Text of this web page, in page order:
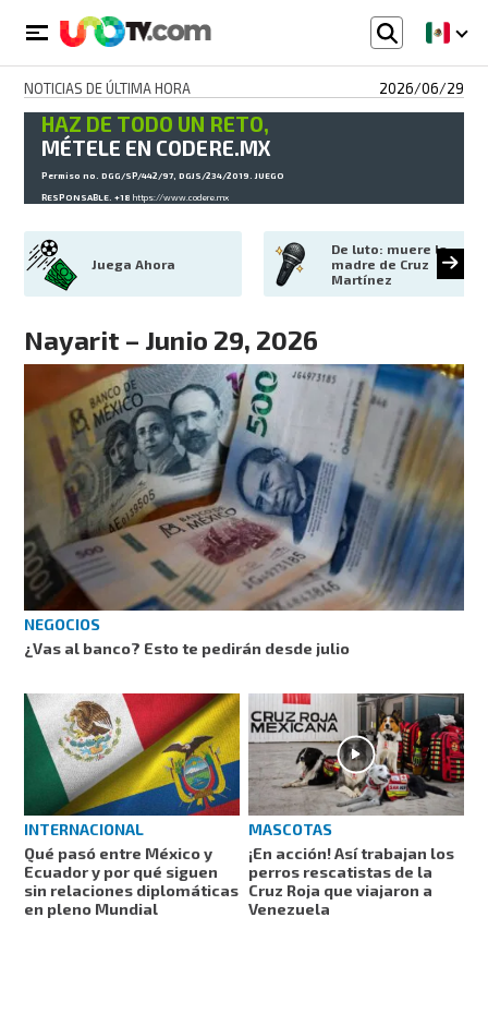
NOTICIAS DE ÚLTIMA HORA 2026/06/29
HAZ DE TODO UN RETO,
MÉTELE EN CODERE.MX
Permiso no. DGG/SP/442/97, DGJS/234/2019. JUEGO
RESPONSABLE. +18https://www.codere.mx
Juega Ahora
De luto: muere la
madre de Cruz
Martínez
Nayarit – Junio 29, 2026
NEGOCIOS
¿Vas al banco? Esto te pedirán desde julio
INTERNACIONAL
Qué pasó entre México y
Ecuador y por qué siguen
sin relaciones diplomáticas
en pleno Mundial
MASCOTAS
¡En acción! Así trabajan los
perros rescatistas de la
Cruz Roja que viajaron a
Venezuela